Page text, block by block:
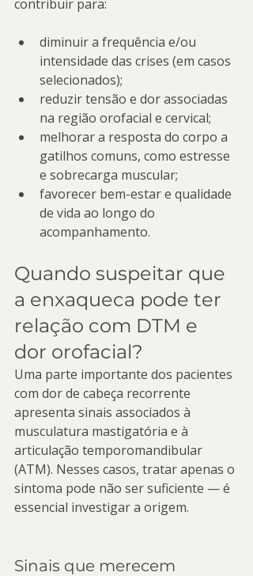
contribuir para:
diminuir a frequência e/ou
intensidade das crises (em casos
selecionados);
reduzir tensão e dor associadas
na região orofacial e cervical;
melhorar a resposta do corpo a
gatilhos comuns, como estresse
e sobrecarga muscular;
favorecer bem-estar e qualidade
de vida ao longo do
acompanhamento.
Quando suspeitar que
a enxaqueca pode ter
relação com DTM e
dor orofacial?
Uma parte importante dos pacientes
com dor de cabeça recorrente
apresenta sinais associados à
musculatura mastigatória e à
articulação temporomandibular
(ATM). Nesses casos, tratar apenas o
sintoma pode não ser suficiente — é
essencial investigar a origem.
Sinais que merecem